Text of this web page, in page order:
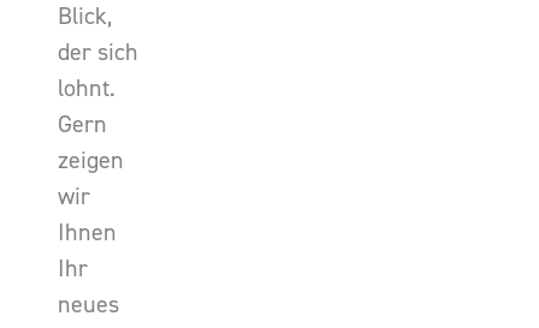
Blick,
der sich
lohnt.
Gern
zeigen
wir
Ihnen
Ihr
neues